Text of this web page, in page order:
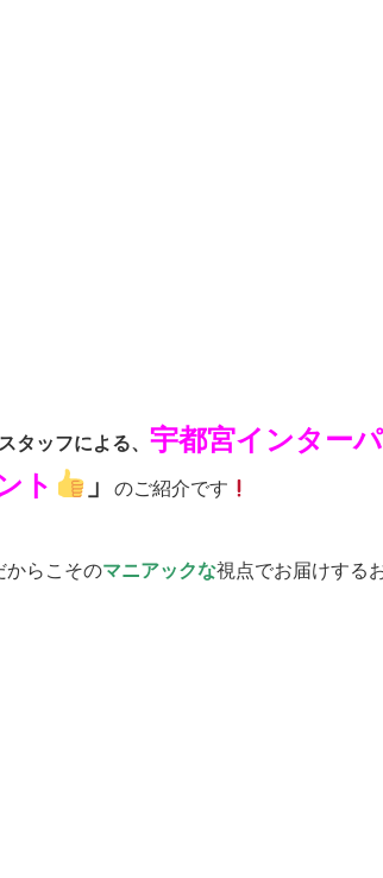
タッフによる、 宇都宮インター
ト
」のご紹介です
からこそのマニアックな視点でお届けする